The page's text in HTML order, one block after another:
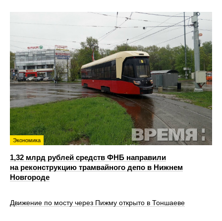
Экономика
1,32 млрд рублей средств ФНБ направили
на реконструкцию трамвайного депо в Нижнем
Новгороде
Движение по мосту через Пижму открыто в Тоншаеве